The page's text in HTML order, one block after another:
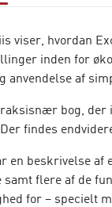
viser, hvordan
inden for
anvendelse af
bog, der
findes
en beskrivelse af
samt flere af de
for – specielt